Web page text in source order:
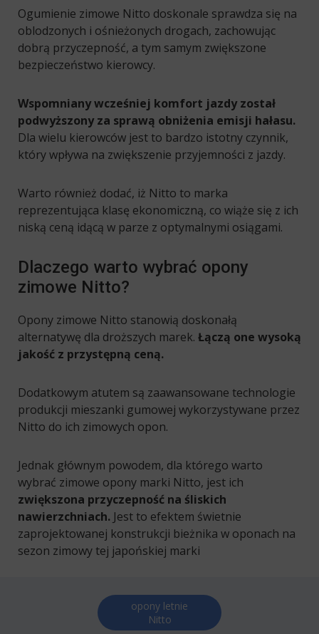
Ogumienie zimowe Nitto doskonale sprawdza się na
oblodzonych i ośnieżonych drogach, zachowując
dobrą przyczepność, a tym samym zwiększone
bezpieczeństwo kierowcy.
Wspomniany wcześniej komfort jazdy został
podwyższony za sprawą obniżenia emisji hałasu.
Dla wielu kierowców jest to bardzo istotny czynnik,
który wpływa na zwiększenie przyjemności z jazdy.
Warto również dodać, iż Nitto to marka
reprezentująca klasę ekonomiczną, co wiąże się z ich
niską ceną idącą w parze z optymalnymi osiągami.
Dlaczego warto wybrać opony
zimowe Nitto?
Opony zimowe Nitto stanowią doskonałą
alternatywę dla droższych marek. Łączą one wysoką
jakość z przystępną ceną.
Dodatkowym atutem są zaawansowane technologie
produkcji mieszanki gumowej wykorzystywane przez
Nitto do ich zimowych opon.
Jednak głównym powodem, dla którego warto
wybrać zimowe opony marki Nitto, jest ich
zwiększona przyczepność na śliskich
nawierzchniach. Jest to efektem świetnie
zaprojektowanej konstrukcji bieżnika w oponach na
sezon zimowy tej japońskiej marki
opony letnie
Nitto